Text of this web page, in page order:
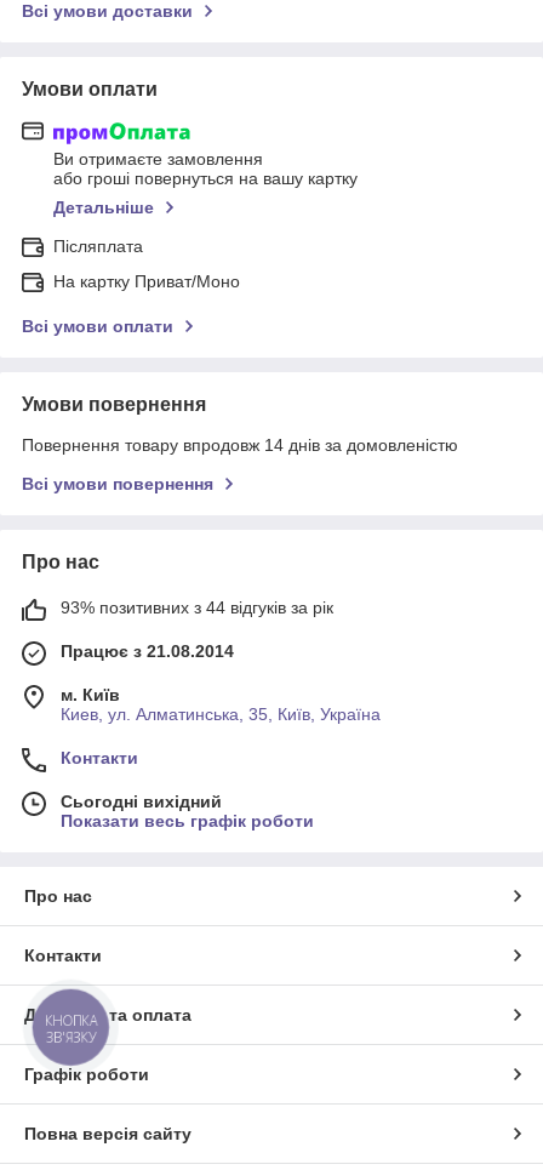
Всі умови доставки
Умови оплати
Ви отримаєте замовлення
або гроші повернуться на вашу картку
Детальніше
Післяплата
На картку Приват/Моно
Всі умови оплати
Умови повернення
Повернення товару впродовж 14 днів за домовленістю
Всі умови повернення
Про нас
93% позитивних з 44 відгуків за рік
Працює з 21.08.2014
м. Київ
Киев, ул. Алматинська, 35, Київ, Україна
Контакти
Сьогодні вихідний
Показати весь графік роботи
Про нас
Контакти
Доставка та оплата
Графік роботи
Повна версія сайту
КНОПКА
ЗВ'ЯЗКУ